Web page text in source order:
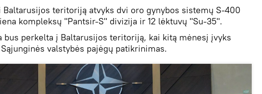
Baltarusijos teritoriją atvyks dvi oro gynybos sistemų S-400
kompleksų "Pantsir-S" divizija ir 12 lėktuvų "Su-35".
bus perkelta į Baltarusijos teritoriją, kai kitą mėnesį įvyks
valstybės pajėgų patikrinimas.